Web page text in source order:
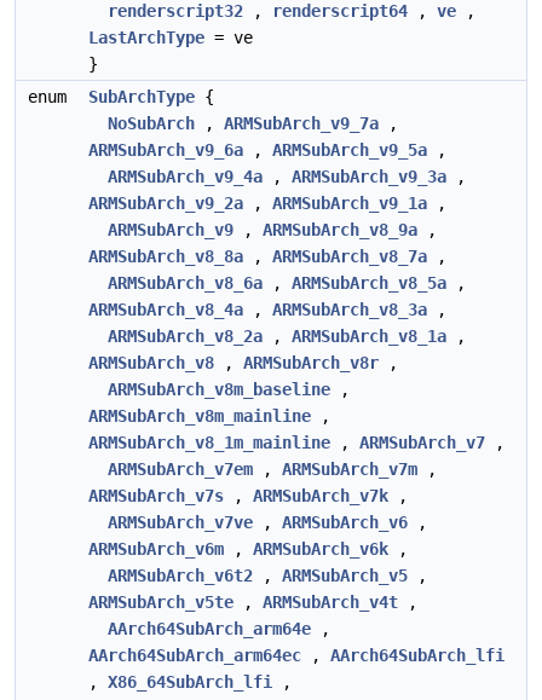
renderscript32 , renderscript64 , ve ,
LastArchType = ve
}
enum
SubArchType {
NoSubArch , ARMSubArch_v9_7a ,
ARMSubArch_v9_6a , ARMSubArch_v9_5a ,
ARMSubArch_v9_4a , ARMSubArch_v9_3a ,
ARMSubArch_v9_2a , ARMSubArch_v9_1a ,
ARMSubArch_v9 , ARMSubArch_v8_9a ,
ARMSubArch_v8_8a , ARMSubArch_v8_7a ,
ARMSubArch_v8_6a , ARMSubArch_v8_5a ,
ARMSubArch_v8_4a , ARMSubArch_v8_3a ,
ARMSubArch_v8_2a , ARMSubArch_v8_1a ,
ARMSubArch_v8 , ARMSubArch_v8r ,
ARMSubArch_v8m_baseline ,
ARMSubArch_v8m_mainline ,
ARMSubArch_v8_1m_mainline , ARMSubArch_v7 ,
ARMSubArch_v7em , ARMSubArch_v7m ,
ARMSubArch_v7s , ARMSubArch_v7k ,
ARMSubArch_v7ve , ARMSubArch_v6 ,
ARMSubArch_v6m , ARMSubArch_v6k ,
ARMSubArch_v6t2 , ARMSubArch_v5 ,
ARMSubArch_v5te , ARMSubArch_v4t ,
AArch64SubArch_arm64e ,
AArch64SubArch_arm64ec , AArch64SubArch_lfi
, X86_64SubArch_lfi
,